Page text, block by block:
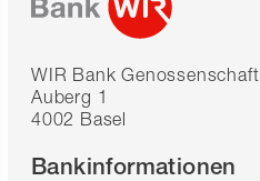
WIR Bank Genossenschaft
Auberg 1
4002 Basel
Bankinformationen